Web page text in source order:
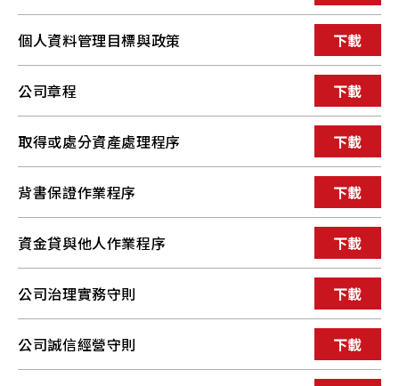
個人資料管理目標與政策 下載
公司章程 下載
取得或處分資產處理程序 下載
背書保證作業程序 下載
資金貸與他人作業程序 下載
公司治理實務守則 下載
公司誠信經營守則 下載